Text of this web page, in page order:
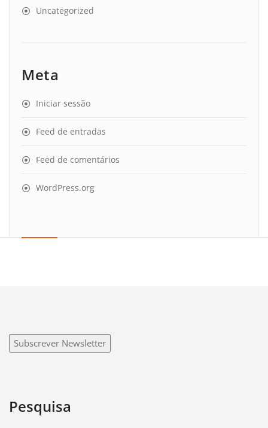
Uncategorized
Meta
Iniciar sessão
Feed de entradas
Feed de comentários
WordPress.org
Subscrever Newsletter
Pesquisa